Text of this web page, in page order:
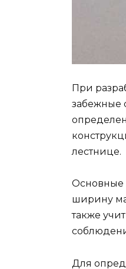
При
забежные
лестнице.
Основные
ширину
также
Для